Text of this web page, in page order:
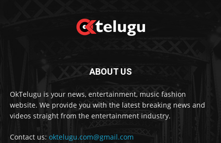
ABOUT US
OkTelugu is your news, entertainment, music fashion
website. We provide you with the latest breaking news and
videos straight from the entertainment industry.
Contact us: oktelugu.com@gmail.com